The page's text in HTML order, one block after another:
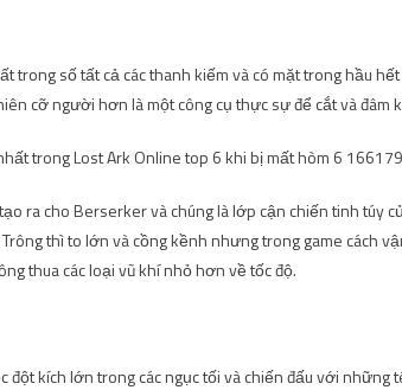
trong số tất cả các thanh kiếm và có mặt trong hầu
cỡ người hơn là một công cụ thực sự để cắt và đâm
ra cho Berserker và chúng là lớp cận chiến tinh túy
thì to lớn và cồng kềnh nhưng trong game cách
thua các loại vũ khí nhỏ hơn về tốc độ.
đột kích lớn trong các ngục tối và chiến đấu với